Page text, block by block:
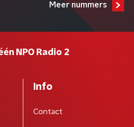
Meer nummers
NPO Radio 2
Info
Contact